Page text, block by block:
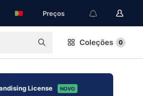
Preços
Coleções 0
License NOVO